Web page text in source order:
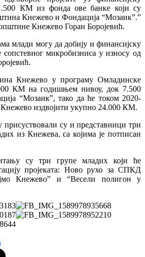
КМ из фонда ове банке који су
Кнежево и Фондација “Мозаик”.”
Кнежево Горан Боројевић.
млади могу да добију и финансијску
микробизниса у износу од
Кнежево у програму Омладинске
КМ на годишњем нивоу, док 7.500
“Мозаик”, тако да ће током 2020-
издвојити укупно 24.000 КМ.
су и представници три
из Кнежева, са којима је потписан
су три групе младих који ће
пројеката: Ново рухо за СПКД
Кнежево” и “Весели полигон у